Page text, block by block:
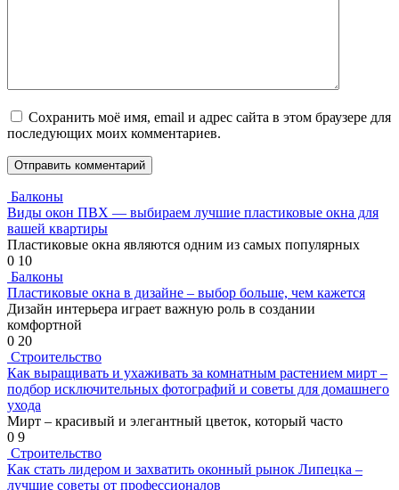
Сохранить моё имя, email и адрес сайта в этом браузере для
последующих моих комментариев.
Балконы
Виды окон ПВХ — выбираем лучшие пластиковые окна для
вашей квартиры
Пластиковые окна являются одним из самых популярных
0 10
Балконы
Пластиковые окна в дизайне – выбор больше, чем кажется
Дизайн интерьера играет важную роль в создании
комфортной
0 20
Строительство
Как выращивать и ухаживать за комнатным растением мирт –
подбор исключительных фотографий и советы для домашнего
ухода
Мирт – красивый и элегантный цветок, который часто
0 9
Строительство
Как стать лидером и захватить оконный рынок Липецка –
лучшие советы от профессионалов